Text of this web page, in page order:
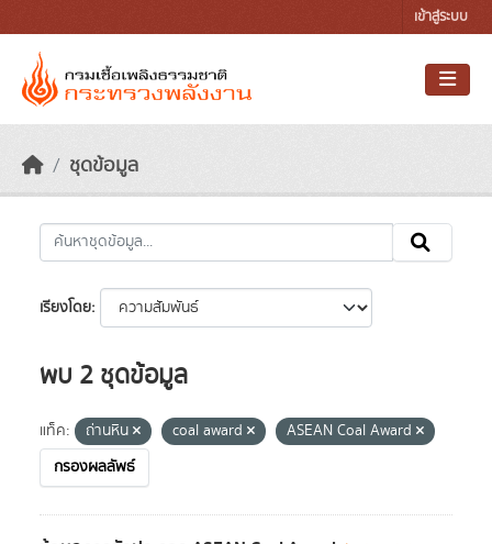
เข้าสู่ระบบ
ชุดข้อมูล
เรียงโดย
พบ 2 ชุดข้อมูล
แท็ค: ถ่านหิน coal award
ASEAN Coal Award
กรองผลลัพธ์